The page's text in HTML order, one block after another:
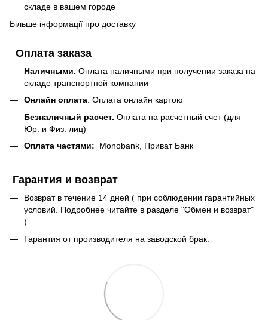
складе в вашем городе
Більше інформації про доставку
Оплата заказа
Наличными. Оплата наличными при получении заказа на
складе транспортной компании
Онлайн оплата . Оплата онлайн картою
Безналичный расчет. Оплата на расчетный счет (для
Юр. и Физ. лиц)
Оплата частями: Monobank, Приват Банк
Гарантия и возврат
Возврат в течение 14 дней ( при соблюдении гарантийных
условий. Подробнее читайте в разделе "Обмен и возврат"
)
Гарантия от производителя на заводской брак.